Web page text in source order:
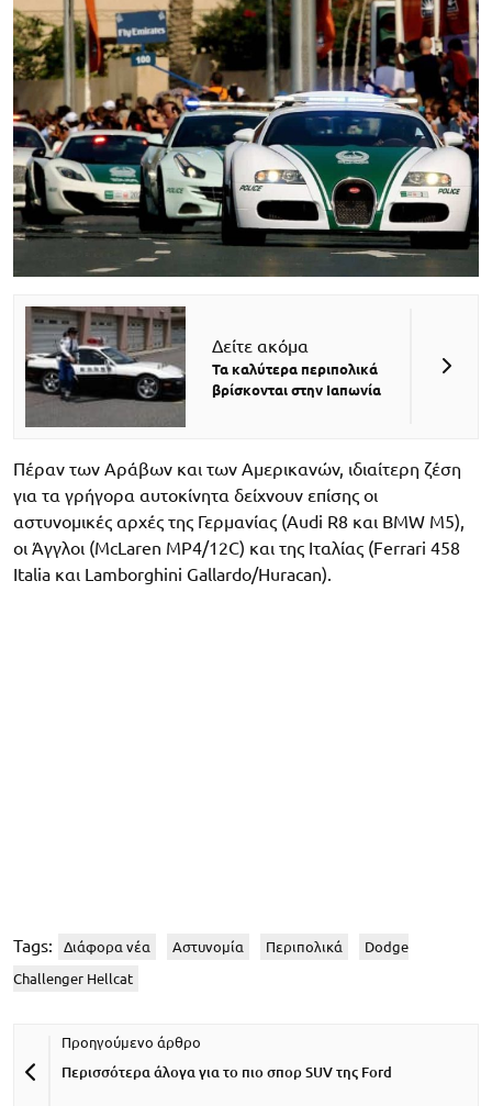
Δείτε ακόμα
Τα καλύτερα περιπολικά
βρίσκονται στην Ιαπωνία
Πέραν των Αράβων και των Αμερικανών, ιδιαίτερη ζέση
για τα γρήγορα αυτοκίνητα δείχνουν επίσης οι
αστυνομικές αρχές της Γερμανίας (Audi R8 και BMW M5),
οι Άγγλοι (McLaren MP4/12C) και της Ιταλίας (Ferrari 458
Italia και Lamborghini Gallardo/Huracan).
Tags: Διάφορα νέα Αστυνομία Περιπολικά Dodge
Challenger Hellcat
Περισσότερα άλογα για το πιο σπορ SUV της Ford